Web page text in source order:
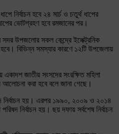
নির্বাচন হবে ২৪ মার্চ ও চতুর্থ ধাপের
ভোটগ্রহণ হবে রমজানের পর।
সদর উপজলোর সকল কেন্দ্রে ইলেক্ট্রনিক
বিভিন্ন সমস্যার কারণে ১২টি উপজেলায়
জাতীয় সংসদের সংরক্ষিত মহিলা
আলোচনা করা হবে বলে জানা গেছে।
নির্বাচন হয়। এরপর ১৯৯০, ২০০৯ ও ২০১৪
নির্বাচন হয়। ছয় দফায় সর্বশেষ নির্বাচন